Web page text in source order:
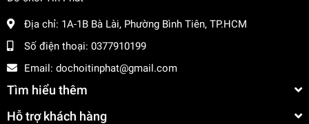
Địa chỉ: 1A-1B Bà Lài, Phường Bình Tiên, TP.HCM
Số điện thoại: 0377910199
Email: dochoitinphat@gmail.com
Tìm hiểu thêm
Hỗ trợ khách hàng